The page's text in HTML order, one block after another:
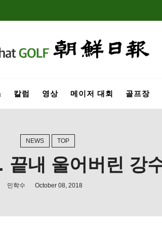
칼럼 영상 메이저 대회 골프장
NEWS TOP
내 울어버린 강
민학수 October 08, 2018